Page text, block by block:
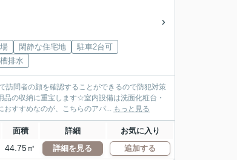
閑静な住宅地
駐車2台可
排水
問者の顔を確認することができるので防犯対策
の収納に重宝します☆室内設備は洗面化粧台・
すすめなのが、こちらのアパ... もっと見る
面積 詳細 お気に入り
44.75㎡ 詳細を見る 追加する